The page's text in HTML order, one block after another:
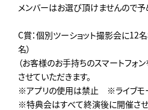
メンバーはお選び頂けませんので予
C賞：個別ツーショット撮影会に12
名）
（お客様のお手持ちのスマートフォ
させていただきます。
※アプリの使用は禁止 ※ライブモ
※特典会はすべて終演後に開催させ